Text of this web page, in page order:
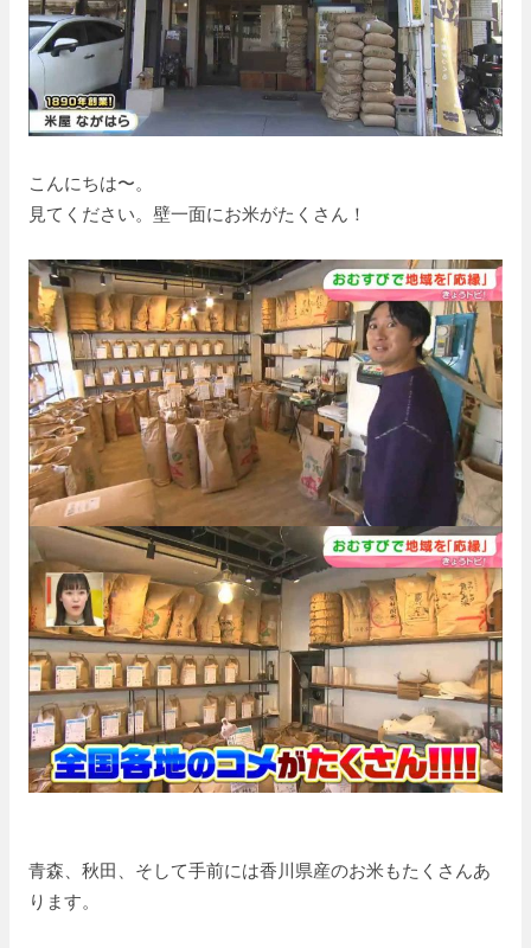
こんにちは〜。
見てください。壁一面にお米がたくさん！
青森、秋田、そして手前には香川県産のお米もたくさんあ
ります。